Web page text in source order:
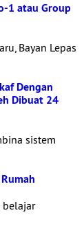
1 atau Group
Bayan Lepas
Dengan
Dibuat 24
sistem
belajar